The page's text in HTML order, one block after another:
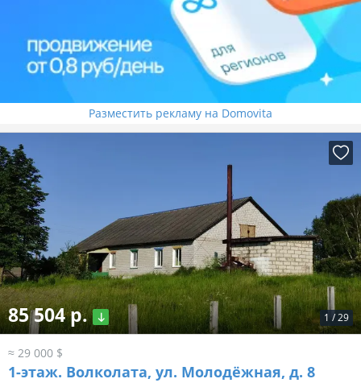
Разместить рекламу на Domovita
1 /29
85 504 р.
≈ 29 000 $
1-этаж. Волколата, ул. Молодёжная, д. 8